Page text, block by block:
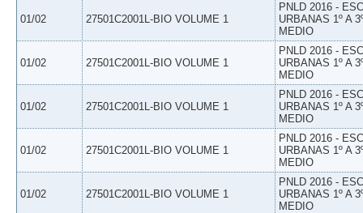
01/02 27501C2001L-BIO VOLUME 1
PNLD 2016 -
URBANAS 1º A
MEDIO
01/02 27501C2001L-BIO VOLUME 1
PNLD 2016 -
URBANAS 1º A
MEDIO
01/02 27501C2001L-BIO VOLUME 1
PNLD 2016 -
URBANAS 1º A
MEDIO
01/02 27501C2001L-BIO VOLUME 1
PNLD 2016 -
URBANAS 1º A
MEDIO
01/02 27501C2001L-BIO VOLUME 1
PNLD 2016 -
URBANAS 1º A
MEDIO